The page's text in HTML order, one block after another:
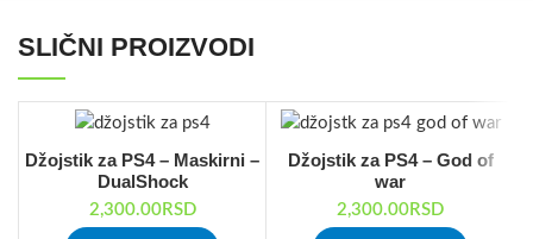
SLIČNI PROIZVODI
Džojstik za PS4 – Maskirni –
DualShock
2,300.00RSD
Džojstik za PS4 – God of
war
2,300.00 RSD